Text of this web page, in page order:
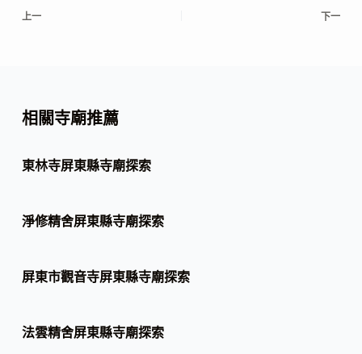
上一 下一
相關寺廟推薦
東林寺屏東縣寺廟探索
淨修精舍屏東縣寺廟探索
屏東市觀音寺屏東縣寺廟探索
法雲精舍屏東縣寺廟探索